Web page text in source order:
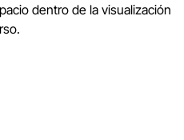
dentro de la visualización